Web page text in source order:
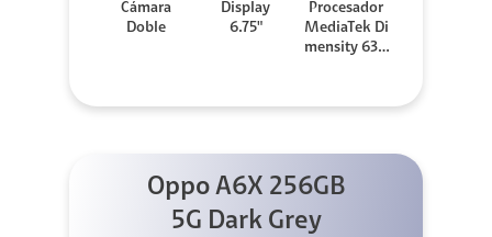
Cámara
Doble
Display
6.75"
Procesador
MediaTek Di
mensity 630
Oppo A6X 256GB
5G Dark Grey